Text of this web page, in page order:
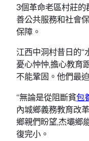
3個革命老區村莊
善公共服務和社會
保障。
江西中洞村昔日的“
憂心忡忡,擔心教育
不能鞏固。他們最
“無論是從阻斷貧包
內城鄉義務教育改
鄉親們盼望,杰壩鄉
復完小。